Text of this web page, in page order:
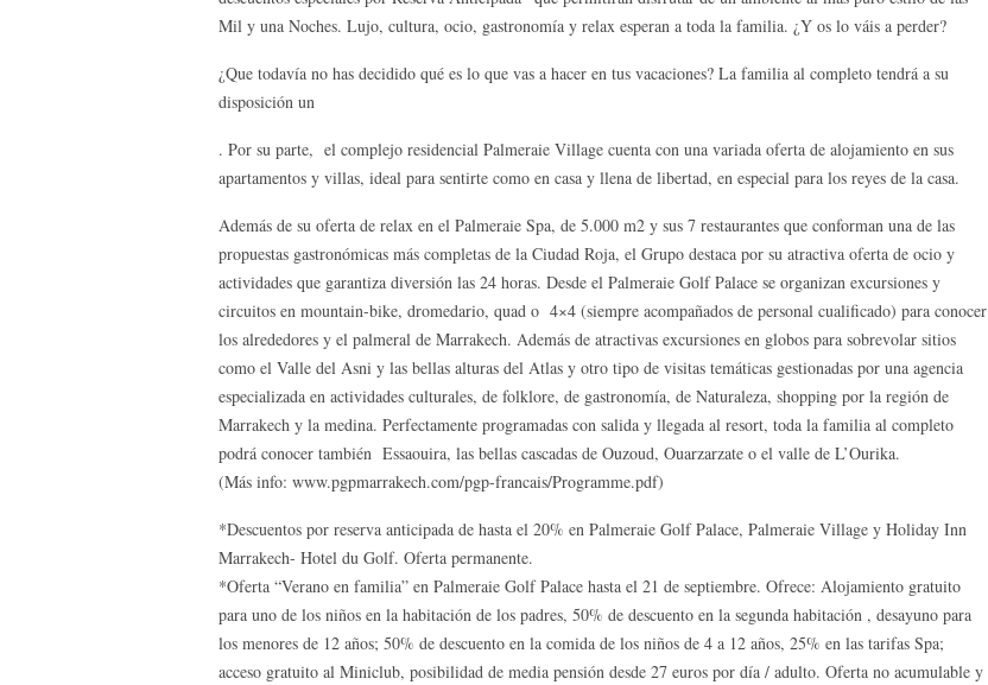
Mil y una Noches. Lujo, cultura, ocio, gastronomía y relax esperan a toda la familia. ¿Y os lo váis a perder?
¿Que todavía no has decidido qué es lo que vas a hacer en tus vacaciones? La familia al completo tendrá a su
disposición un
. Por su parte, el complejo residencial Palmeraie Village cuenta con una variada oferta de alojamiento en sus
apartamentos y villas, ideal para sentirte como en casa y llena de libertad, en especial para los reyes de la casa.
Además de su oferta de relax en el Palmeraie Spa, de 5.000 m2 y sus 7 restaurantes que conforman una de las
propuestas gastronómicas más completas de la Ciudad Roja, el Grupo destaca por su atractiva oferta de ocio y
actividades que garantiza diversión las 24 horas. Desde el Palmeraie Golf Palace se organizan excursiones y
circuitos en mountain-bike, dromedario, quad o 4×4 (siempre acompañados de personal cualificado) para conocer
los alrededores y el palmeral de Marrakech. Además de atractivas excursiones en globos para sobrevolar sitios
como el Valle del Asni y las bellas alturas del Atlas y otro tipo de visitas temáticas gestionadas por una agencia
especializada en actividades culturales, de folklore, de gastronomía, de Naturaleza, shopping por la región de
Marrakech y la medina. Perfectamente programadas con salida y llegada al resort, toda la familia al completo
podrá conocer también Essaouira, las bellas cascadas de Ouzoud, Ouarzarzate o el valle de L’Ourika.
(Más info: www.pgpmarrakech.com/pgp-francais/Programme.pdf)
*Descuentos por reserva anticipada de hasta el 20% en Palmeraie Golf Palace, Palmeraie Village y Holiday Inn
Marrakech- Hotel du Golf. Oferta permanente.
*Oferta “Verano en familia” en Palmeraie Golf Palace hasta el 21 de septiembre. Ofrece: Alojamiento gratuito
para uno de los niños en la habitación de los padres, 50% de descuento en la segunda habitación , desayuno para
los menores de 12 años; 50% de descuento en la comida de los niños de 4 a 12 años, 25% en las tarifas Spa;
acceso gratuito al Miniclub, posibilidad de media pensión desde 27 euros por día / adulto. Oferta no acumulable y